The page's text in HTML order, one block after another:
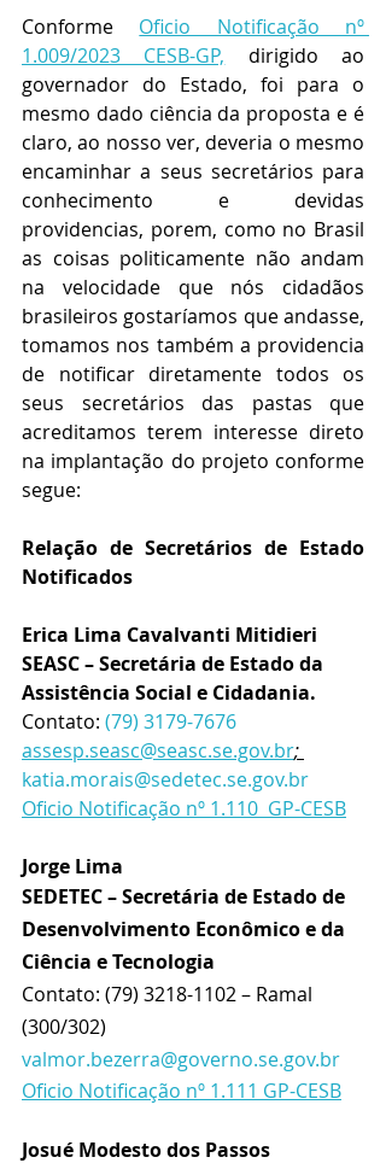
Conforme Oficio Notificação nº
1.009/2023 CESB-GP, dirigido ao
governador do Estado, foi para o
mesmo dado ciência da proposta e é
claro, ao nosso ver, deveria o mesmo
encaminhar a seus secretários para
conhecimento e devidas
providencias, porem, como no Brasil
as coisas politicamente não andam
na velocidade que nós cidadãos
brasileiros gostaríamos que andasse,
tomamos nos também a providencia
de notificar diretamente todos os
seus secretários das pastas que
acreditamos terem interesse direto
na implantação do projeto conforme
segue:
Relação de Secretários de Estado
Notificados
Erica Lima Cavalvanti Mitidieri
SEASC – Secretária de Estado da
Assistência Social e Cidadania.
Contato: (79) 3179-7676
assesp.seasc@seasc.se.gov.br;
katia.morais@sedetec.se.gov.br
Oficio Notificação nº 1.110  GP-CESB
Jorge Lima
SEDETEC – Secretária de Estado de
Desenvolvimento Econômico e da
Ciência e Tecnologia
Contato: (79) 3218-1102 – Ramal
(300/302)
valmor.bezerra@governo.se.gov.br
Oficio Notificação nº 1.111 GP-CESB
Josué Modesto dos Passos